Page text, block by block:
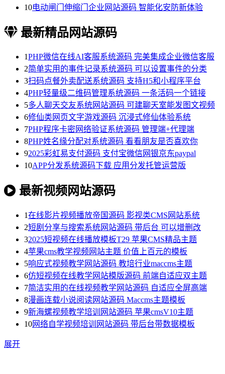
10电动闸门伸缩门企业网站源码 智能化安防新体验
最新精品网站源码
1PHP微信在线AI客服系统源码 完美集成企业微信客服
2简单实用的事件记录系统源码 可以设置事件的分类
3扫码点餐外卖配送系统源码 支持H5和小程序平台
4PHP轻量级二维码管理系统源码 一条活码一个链接
5多人聊天交友系统网站源码 可建聊天室能发图文视频
6修仙类网页文字游戏源码 沉浸式修仙体验系统
7PHP程序卡密网络验证系统源码 管理端+代理端
8PHP姓名缘分配对系统源码 看看朋友是否喜欢你
92025彩虹易支付源码 支付宝微信网银京东paypal
10APP分发系统源码下载 应用分发托管运营版
最新视频网站源码
1在线影片视频播放帝国源码 影视类CMS网站系统
2短剧分享与搜索系统网站源码 带后台 可以增删改
32025短视频在线播放模板T29 苹果CMS精品主题
4苹果cms教学视频网站主题 价值上百元的模板
5响应式视频教学网站源码 教培行业maccms主题
6仿短视频在线教学网站模版源码 前端自适应双主题
7简洁实用的在线视频教学网站源码 自适应全屏高端
8漫画连载小说阅读网站源码 Maccms主题模板
9新海螺视频教学培训网站源码 苹果cmsV10主题
10网络自学视频培训网站源码 带后台带数据模板
展开